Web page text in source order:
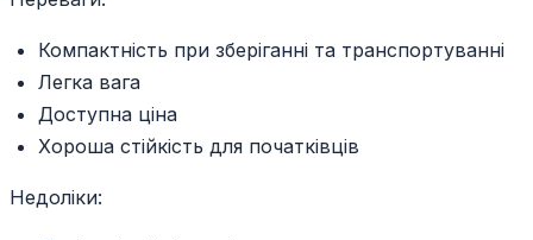
Компактність при зберіганні та транспортуванні
Легка вага
Доступна ціна
Хороша стійкість для початківців
Недоліки: